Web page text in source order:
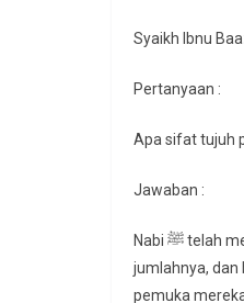
Syaikh Ibnu
Pertanyaan :
Apa sifat tujuh
Jawaban :
Nabi ﷺ telah menjelaskan kalau mereka adalah orang-orang yg istiqamah di atas agama Allah, tujuh puluh ribu orang
jumlahnya, dan
pemuka